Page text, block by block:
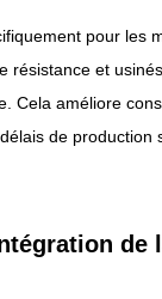
pour les
et
Cela améliore
de
de